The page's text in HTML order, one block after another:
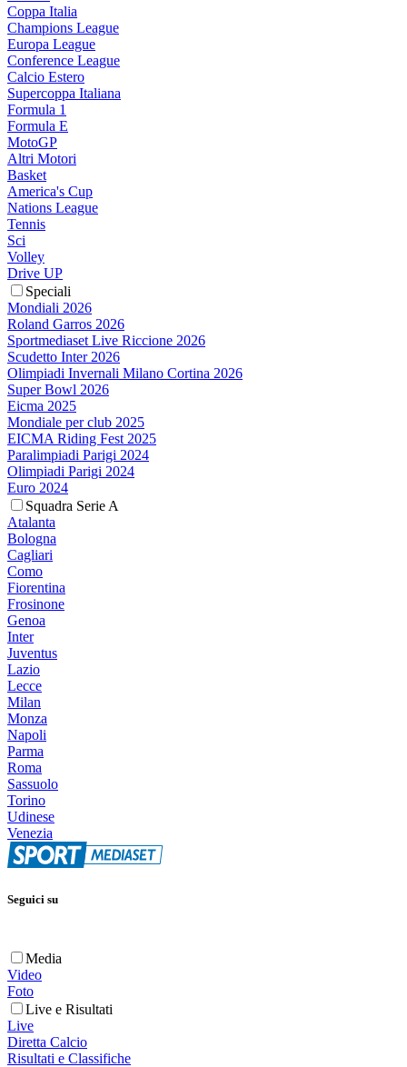
Coppa Italia
Champions League
Europa League
Conference League
Calcio Estero
Supercoppa Italiana
Formula 1
Formula E
MotoGP
Altri Motori
Basket
America's Cup
Nations League
Tennis
Sci
Volley
Drive UP
Speciali
Mondiali 2026
Roland Garros 2026
Sportmediaset Live Riccione 2026
Scudetto Inter 2026
Olimpiadi Invernali Milano Cortina 2026
Super Bowl 2026
Eicma 2025
Mondiale per club 2025
EICMA Riding Fest 2025
Paralimpiadi Parigi 2024
Olimpiadi Parigi 2024
Euro 2024
Squadra Serie A
Atalanta
Bologna
Cagliari
Como
Fiorentina
Frosinone
Genoa
Inter
Juventus
Lazio
Lecce
Milan
Monza
Napoli
Parma
Roma
Sassuolo
Torino
Udinese
Venezia
Seguici su
Media
Video
Foto
Live e Risultati
Live
Diretta Calcio
Risultati e Classifiche